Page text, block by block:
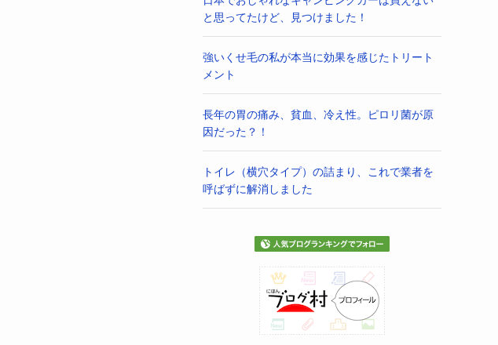
と思ってたけど、見つけました！
強いくせ毛の私が本当に効果を感じたトリート
メント
長年の胃の痛み、貧血、冷え性。ピロリ菌が原
因だった？！
トイレ（横穴タイプ）の詰まり、これで業者を
呼ばずに解消しました